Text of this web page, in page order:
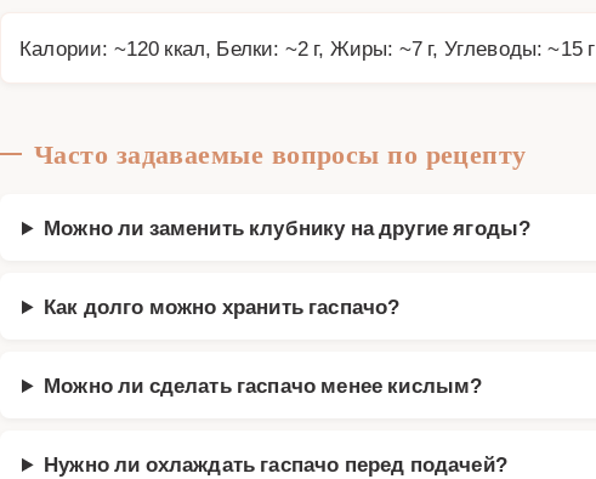
Калории: ~120 ккал, Белки: ~2 г, Жиры: ~7 г, Углеводы: ~15 г
Часто задаваемые вопросы по рецепту
Можно ли заменить клубнику на другие ягоды?
Как долго можно хранить гаспачо?
Можно ли сделать гаспачо менее кислым?
Нужно ли охлаждать гаспачо перед подачей?